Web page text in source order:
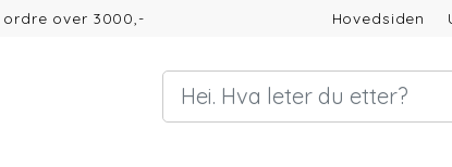
over 3000,-
Hovedsiden